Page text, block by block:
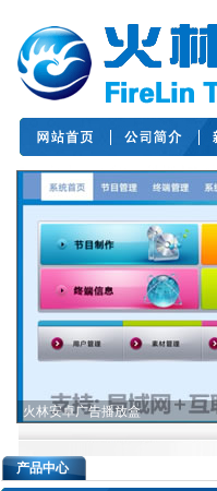
火林安卓广告播放盒
产品中心